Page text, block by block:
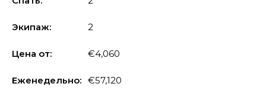
Экипаж: 2
Цена от: €4,060
Еженедельно: €57,120